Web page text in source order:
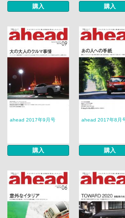
購入 購入
ahead 2017年9月号
購入
ahead 2017年8月
購入